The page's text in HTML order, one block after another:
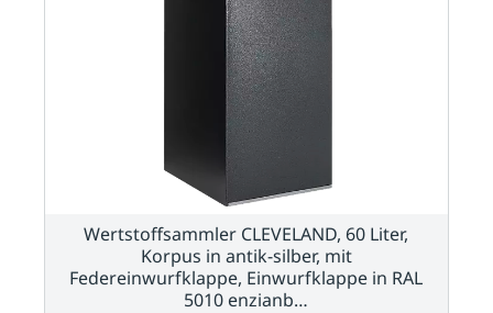
Wertstoffsammler CLEVELAND, 60 Liter,
Korpus in antik-silber, mit
Federeinwurfklappe, Einwurfklappe in RAL
5010 enzianb…